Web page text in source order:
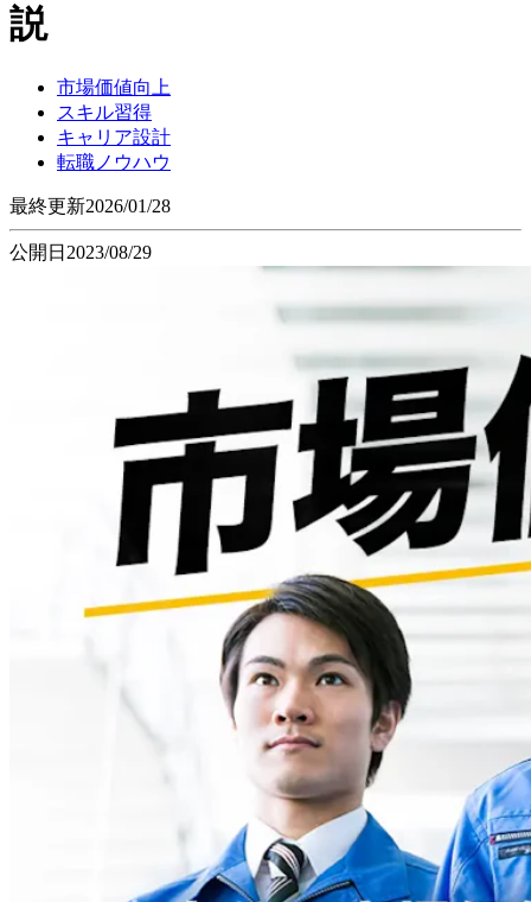
説
市場価値向上
スキル習得
キャリア設計
転職ノウハウ
最終更新2026/01/28
公開日 2023/08/29